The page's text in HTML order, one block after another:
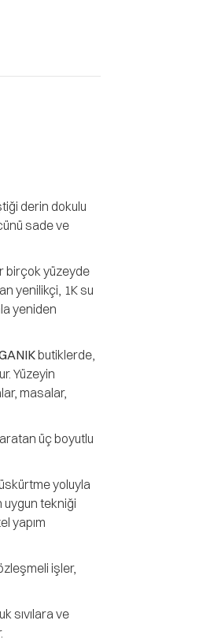
derin dokulu
sade ve
birçok yüzeyde
yenilikçi, 1K su
yeniden
butiklerde,
Yüzeyin
masalar,
üç boyutlu
yoluyla
uygun tekniği
yapım
işler,
sıvılara ve